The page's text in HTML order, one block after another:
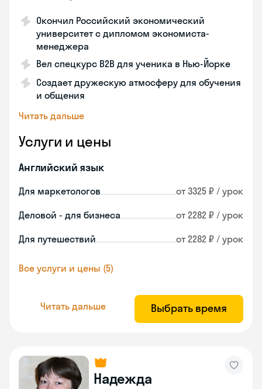
Окончил Российский экономический
университет с дипломом экономиста-
менеджера
Вел спецкурс B2B для ученика в Нью-Йорке
Создает дружескую атмосферу для обучения
и общения
Читать дальше
Услуги и цены
Английский язык
Для маркетологов от 3325 ₽ / урок
Деловой - для бизнеса от 2282 ₽ / урок
Для путешествий от 2282 ₽ / урок
Все услуги и цены (5)
Читать дальше Выбрать время
Надежда